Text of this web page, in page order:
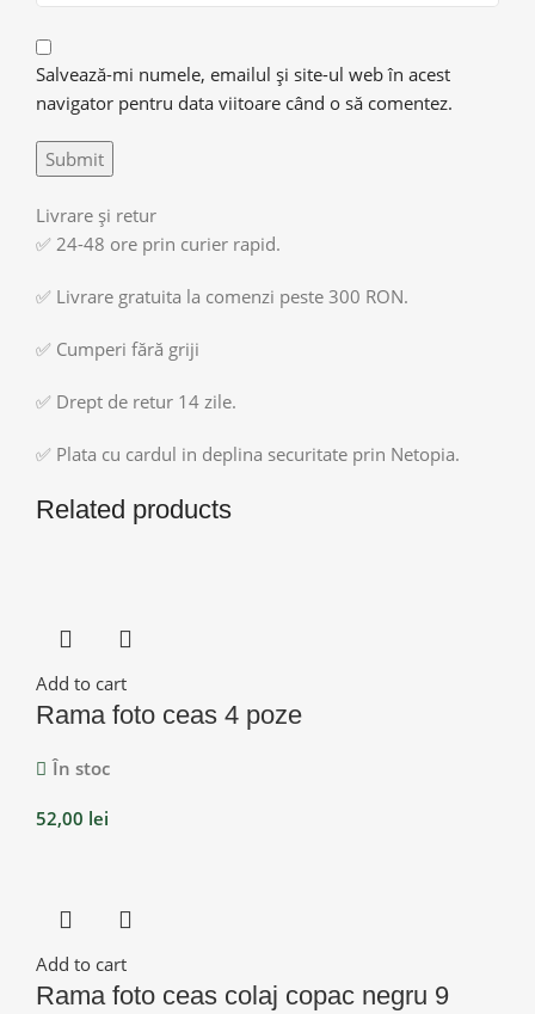
Salvează-mi numele, emailul și site-ul web în acest
navigator pentru data viitoare când o să comentez.
Livrare și retur
✅ 24-48 ore prin curier rapid.
✅ Livrare gratuita la comenzi peste 300 RON.
✅ Cumperi fără griji
✅ Drept de retur 14 zile.
✅ Plata cu cardul in deplina securitate prin Netopia.
Related products
Add to cart
Rama foto ceas 4 poze
În stoc
52,00 lei
Add to cart
Rama foto ceas colaj copac negru 9